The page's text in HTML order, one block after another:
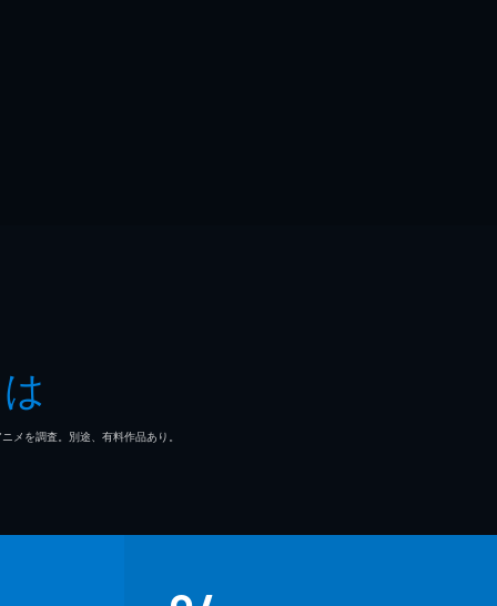
を調査。別途、有料作品あり。